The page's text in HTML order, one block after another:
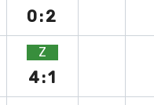
0:2
Z
4:1